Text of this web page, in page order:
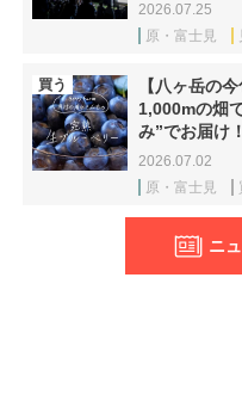
2026.07.25
原・富士見
買う
【八ヶ岳の
1,000mの畑
み”でお届け！
2026.07.02
原・富士見
ニ